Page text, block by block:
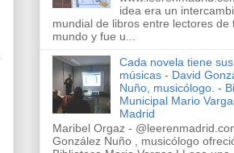
idea era un
mundial de libros entre lectores de
mundo y fue u...
Cada novela tiene
músicas - David
Nuño, musicólogo. -
Municipal Mario
Madrid
Maribel Orgaz -
González Nuño , musicólogo